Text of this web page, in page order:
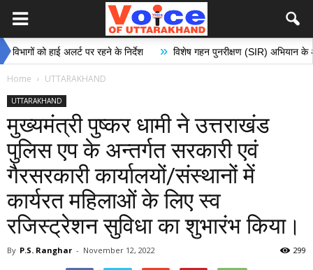
हाई अलर्ट पर रहने के निर्देश » विशेष गहन पुनरीक्षण (SIR) अभियान के अंतर्गत
Home UTTARAKHAND
UTTARAKHAND
मुख्यमंत्री पुष्कर धामी ने उत्तराखंड
पुलिस एप के अन्तर्गत सरकारी एवं
गैरसरकारी कार्यालयों/संस्थानों में
कार्यरत महिलाओं के लिए स्व
रजिस्ट्रेशन सुविधा का शुभारंभ किया।
By P.S. Ranghar - November 12, 2022 299